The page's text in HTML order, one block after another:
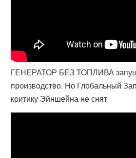
ГЕНЕРАТОР БЕЗ ТОПЛИВА
производство. Но Глобальный
критику Эйншейна не снят